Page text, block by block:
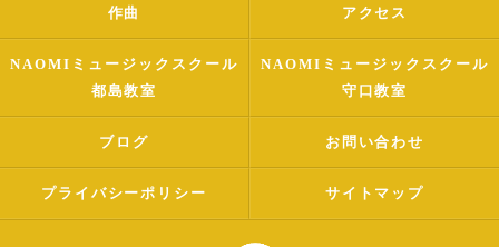
作曲 アクセス
NAOMIミュージックスクール
都島教室
NAOMIミュージックスクール
守口教室
ブログ お問い合わせ
プライバシーポリシー サイトマップ